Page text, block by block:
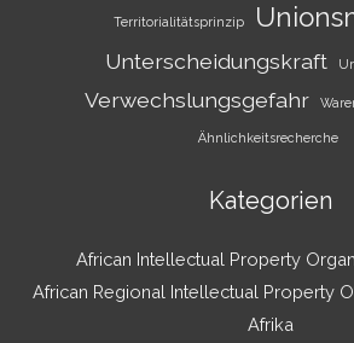
Territorialitätsprinzip
Unterscheidungskraft
Verwechslungsgefahr
Ähnlichkeitsrecherche
Kategorien
African Intellectual Property
African Regional Intellectual Property
Afrika